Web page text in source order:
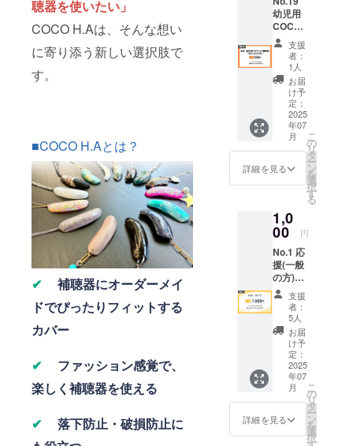
聴器を使いたい」
COCO H.Aは、そんな想い
に寄り添う新しい選択肢で
す。
■COCO H.Aとは？
✔ 補聴器にオーダーメイ
ドでぴったりフィットする
カバー
✔ ファッション感覚で、
楽しく補聴器を使える
✔ 落下防止・破損防止に
4,19~22
とリ
ターン
内容は
同じに
なりま
す。
幼児用
COCO
H.A 提
供 【リ
ターン
詳細】
・サン
クス
メール
（価格
に関わ
らず内
容は同
じとな
りま
【ご支
援の使
い道】
・人工
内耳を
使って
いる子
ども向
け専用
カバー
の開発
費とし
て活用
させて
いただ
きま
す。
5,20~22
支援
者：
1人
お届
け予
定：
2025
年07
月
詳細を見る
こ
の
リ
タ
ー
ン
を
選
択
す
る
1,0
00 円
No.1 応
援(一般
の方)
【リ
ターン
詳細】
・サン
クス
メール
（価格
に関わ
らず内
容は同
じとな
りま
す）
支援
者：
5人
お届
け予
定：
2025
年07
月
詳細を見る
こ
の
リ
タ
ー
ン
を
選
択